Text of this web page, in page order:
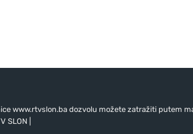
www.rtvslon.ba dozvolu možete zatražiti putem
SLON |